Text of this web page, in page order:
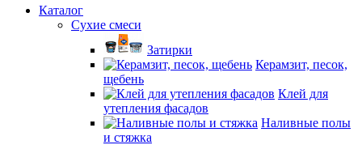
Каталог
Сухие смеси
Затирки
Керамзит, песок,
щебень
Клей для
утепления фасадов
Наливные полы
и стяжка